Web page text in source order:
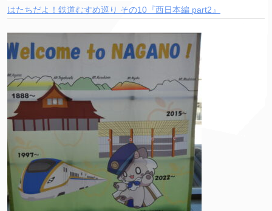
はたちだよ！鉄道むすめ巡り その10『西日本編 part2』